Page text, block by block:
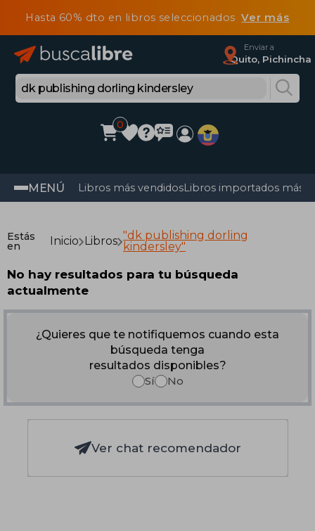
Hasta 60% dto en libros seleccionadosVer más
Enviar a
Quito, Pichincha
0
MENÚ Libros más vendidosLibros importados más
Estás
en Inicio Libros "dk publishing dorling
kindersley"
No hay resultados para tu búsqueda
actualmente
¿Quieres que te notifiquemos cuando esta
búsqueda tenga
resultados disponibles?
Sí
No
Ver chat recomendador